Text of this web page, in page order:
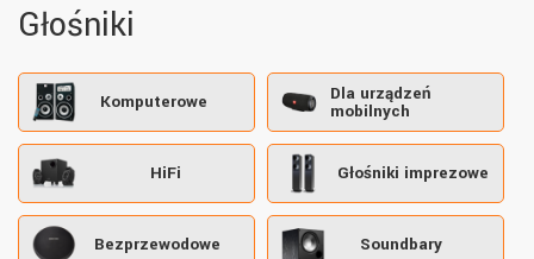
Głośniki
Komputerowe Dla urządzeń
mobilnych
HiFi Głośniki imprezowe
Bezprzewodowe Soundbary